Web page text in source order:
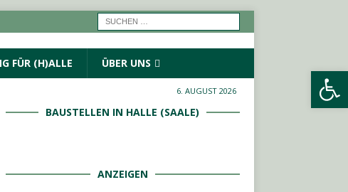
FÜR (H)ALLE ÜBER UNS
6. AUGUST 2026
BAUSTELLEN IN HALLE (SAALE)
ANZEIGEN
Werkzeugleiste öffnen